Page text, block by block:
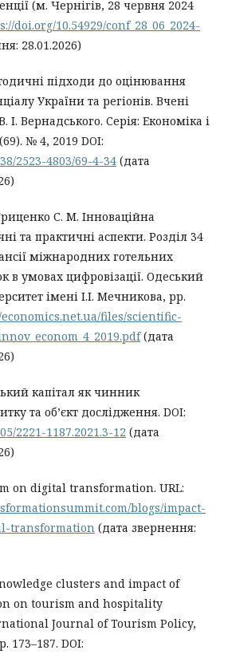
(м. Чернігів, 28 червня 2024
doi.org/10.54929/conf_28_06_2024-
28.01.2026)
підходи до оцінювання
України та регіонів. Вчені
І. Вернадського. Серія: Економіка і
№ 4, 2019 DOI:
2523-4803/69-4-34 (дата
С. М. Інноваційна
та практичні аспекти. Розділ 34
міжнародних готельних
в умовах цифровізації. Одеський
імені І.І. Мечникова, pp.
files/scientific-
(дата
капітал як чинник
та об’єкт дослідження. DOI:
2221-1187.2021.3-12 (дата
on digital transformation. URL:
blogs/impact-
transformation (дата звернення:
clusters and impact of
on tourism and hospitality
Journal of Tourism Policy,
173–187. DOI: